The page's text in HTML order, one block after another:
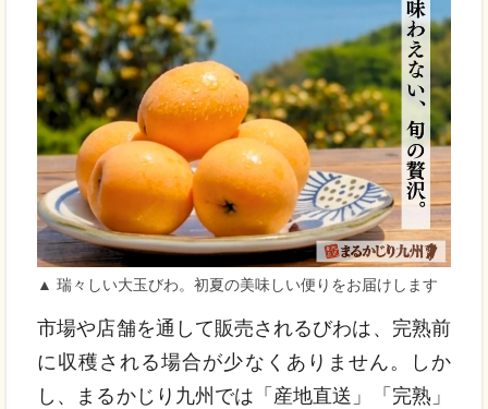
▲ 瑞々しい大玉びわ。初夏の美味しい便りをお届けします
市場や店舗を通して販売されるびわは、完熟前
に収穫される場合が少なくありません。しか
し、まるかじり九州では「産地直送」「完熟」